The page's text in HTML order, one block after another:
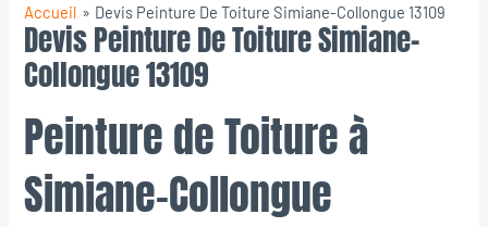
Accueil Devis Peinture De Toiture Simiane-Collongue 13109
Devis Peinture De Toiture Simiane-
Collongue 13109
Peinture de Toiture à
Simiane-Collongue